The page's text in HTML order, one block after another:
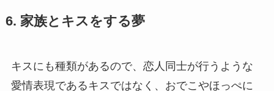
6. 家族とキスをする夢
キスにも種類があるので、恋人同士が行うような
愛情表現であるキスではなく、おでこやほっぺに